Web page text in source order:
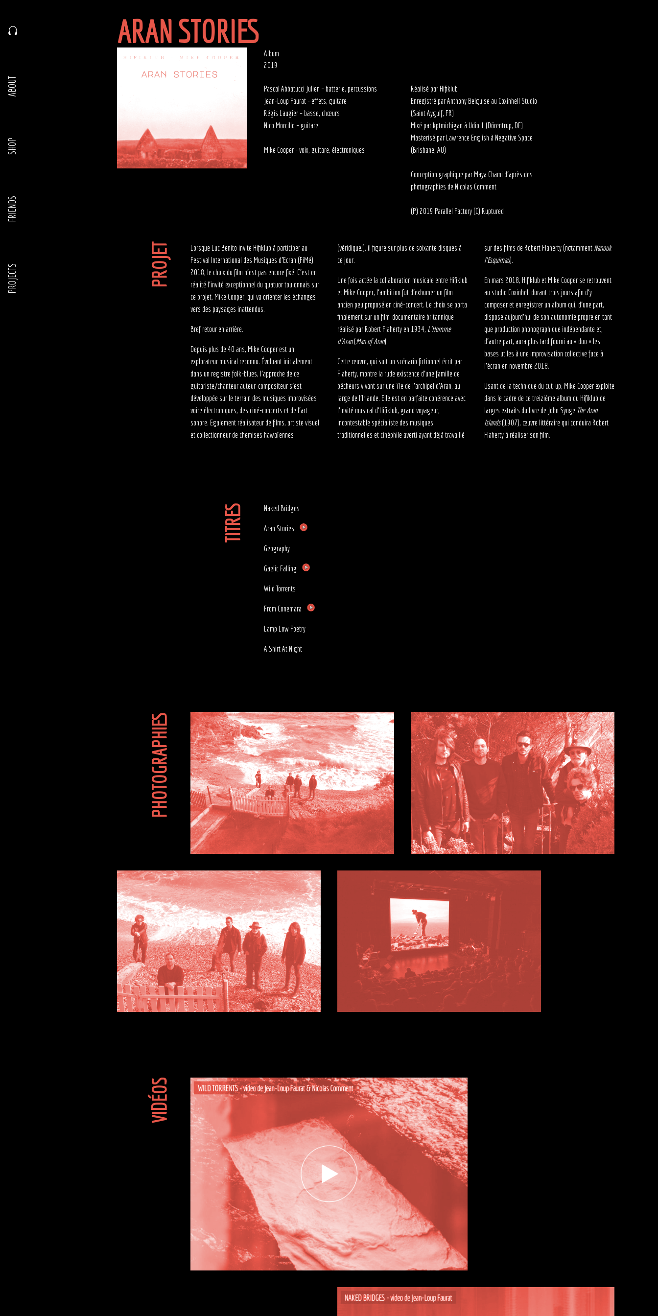
PROJECTS
FRIENDS
SHOP
ABOUT
ARAN STORIES
Album
2019
Pascal Abbatucci Julien – batterie, percussions
Jean-Loup Faurat - effets, guitare
Régis Laugier – basse, chœurs
Nico Morcillo – guitare
Mike Cooper - voix, guitare, électroniques
Réalisé par Hifiklub
Enregistré par Anthony Belguise au Coxinhell Studio
(Saint Aygulf, FR)
Mixé par kptmichigan à Udio 1 (Dörentrup, DE)
Masterisé par Lawrence English à Negative Space
(Brisbane, AU)
Conception graphique par Maya Chami d'après des
photographies de Nicolas Comment
(P) 2019 Parallel Factory (C) Ruptured
PROJET
Lorsque Luc Benito invite Hifiklub à participer au
Festival International des Musiques d’Ecran (FiMé)
2018, le choix du film n’est pas encore fixé. C’est en
réalité l’invité exceptionnel du quatuor toulonnais sur
ce projet, Mike Cooper, qui va orienter les échanges
vers des paysages inattendus.
Bref retour en arrière.
Depuis plus de 40 ans, Mike Cooper est un
explorateur musical reconnu. Évoluant initialement
dans un registre folk-blues, l’approche de ce
guitariste/chanteur auteur-compositeur s’est
développée sur le terrain des musiques improvisées
voire électroniques, des ciné-concerts et de l’art
sonore. Egalement réalisateur de films, artiste visuel
et collectionneur de chemises hawaïennes
(véridique!), il figure sur plus de soixante disques à
ce jour.
Une fois actée la collaboration musicale entre Hifiklub
et Mike Cooper, l’ambition fut d’exhumer un film
ancien peu proposé en ciné-concert. Le choix se porta
finalement sur un film-documentaire britannique
réalisé par Robert Flaherty en 1934, L’Homme
d’Aran(Man of Aran).
Cette œuvre, qui suit un scénario fictionnel écrit par
Flaherty, montre la rude existence d’une famille de
pêcheurs vivant sur une île de l’archipel d’Aran, au
large de l’Irlande. Elle est en parfaite cohérence avec
l’invité musical d’Hifiklub, grand voyageur,
incontestable spécialiste des musiques
traditionnelles et cinéphile averti ayant déjà travaillé
sur des films de Robert Flaherty (notamment Nanouk
l’Esquimau).
En mars 2018, Hifiklub et Mike Cooper se retrouvent
au studio Coxinhell durant trois jours afin d’y
composer et enregistrer un album qui, d’une part,
dispose aujourd’hui de son autonomie propre en tant
que production phonographique indépendante et,
d’autre part, aura plus tard fourni au « duo » les
bases utiles à une improvisation collective face à
l’écran en novembre 2018.
Usant de la technique du cut-up, Mike Cooper exploite
dans le cadre de ce treizième album du Hifiklub de
larges extraits du livre de John Synge The Aran
Islands(1907), œuvre littéraire qui conduira Robert
Flaherty à réaliser son film.
TITRES Naked Bridges
Aran Stories
Geography
Gaelic Falling
Wild Torrents
From Conemara
Lamp Low Poetry
A Shirt At Night
PHOTOGRAPHIES
VIDÉOS